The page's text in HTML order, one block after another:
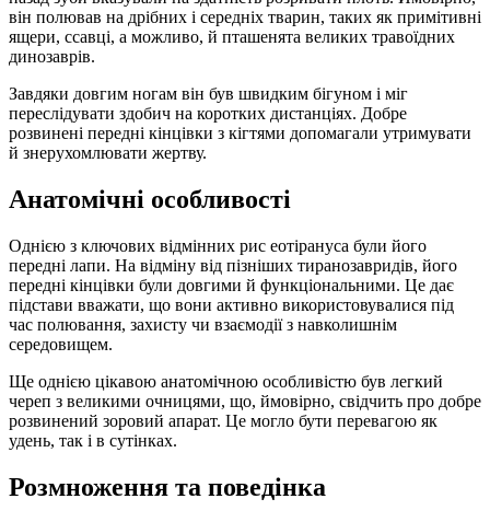
він полював на дрібних і середніх тварин, таких як примітивні
ящери, ссавці, а можливо, й пташенята великих травоїдних
динозаврів.
Завдяки довгим ногам він був швидким бігуном і міг
переслідувати здобич на коротких дистанціях. Добре
розвинені передні кінцівки з кігтями допомагали утримувати
й знерухомлювати жертву.
Анатомічні особливості
Однією з ключових відмінних рис еотірануса були його
передні лапи. На відміну від пізніших тиранозавридів, його
передні кінцівки були довгими й функціональними. Це дає
підстави вважати, що вони активно використовувалися під
час полювання, захисту чи взаємодії з навколишнім
середовищем.
Ще однією цікавою анатомічною особливістю був легкий
череп з великими очницями, що, ймовірно, свідчить про добре
розвинений зоровий апарат. Це могло бути перевагою як
удень, так і в сутінках.
Розмноження та поведінка